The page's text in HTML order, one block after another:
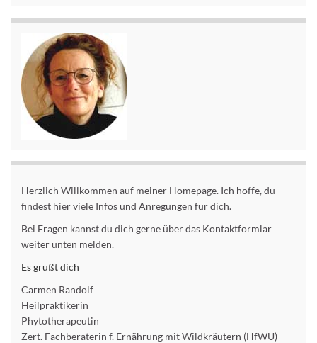
Herzlich Willkommen auf meiner Homepage. Ich hoffe, du
findest hier viele Infos und Anregungen für dich.
Bei Fragen kannst du dich gerne über das Kontaktformlar
weiter unten melden.
Es grüßt dich
Carmen Randolf
Heilpraktikerin
Phytotherapeutin
Zert. Fachberaterin f. Ernährung mit Wildkräutern (HfWU)